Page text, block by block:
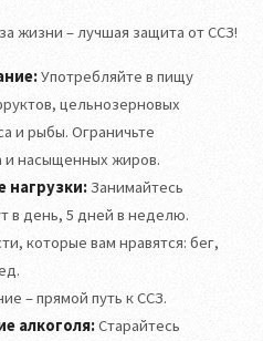
жизни – лучшая защита от ССЗ!
Употребляйте в пищу
цельнозерновых
и рыбы. Ограничьте
и насыщенных жиров.
нагрузки:Занимайтесь
в день, 5 дней в неделю.
которые вам нравятся: бег,
– прямой путь к ССЗ.
алкоголя:Старайтесь